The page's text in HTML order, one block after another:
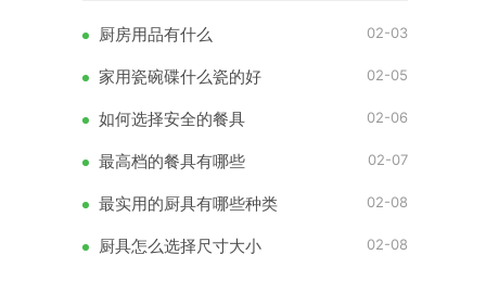
厨房用品有什么 02-03
家用瓷碗碟什么瓷的好 02-05
如何选择安全的餐具 02-06
最高档的餐具有哪些 02-07
最实用的厨具有哪些种类 02-08
厨具怎么选择尺寸大小 02-08